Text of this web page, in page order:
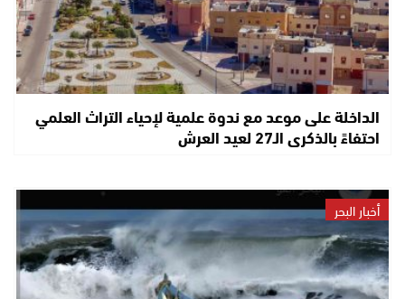
الداخلة على موعد مع ندوة علمية لإحياء التراث العلمي
احتفاءً بالذكرى الـ27 لعيد العرش
أخبار البحر